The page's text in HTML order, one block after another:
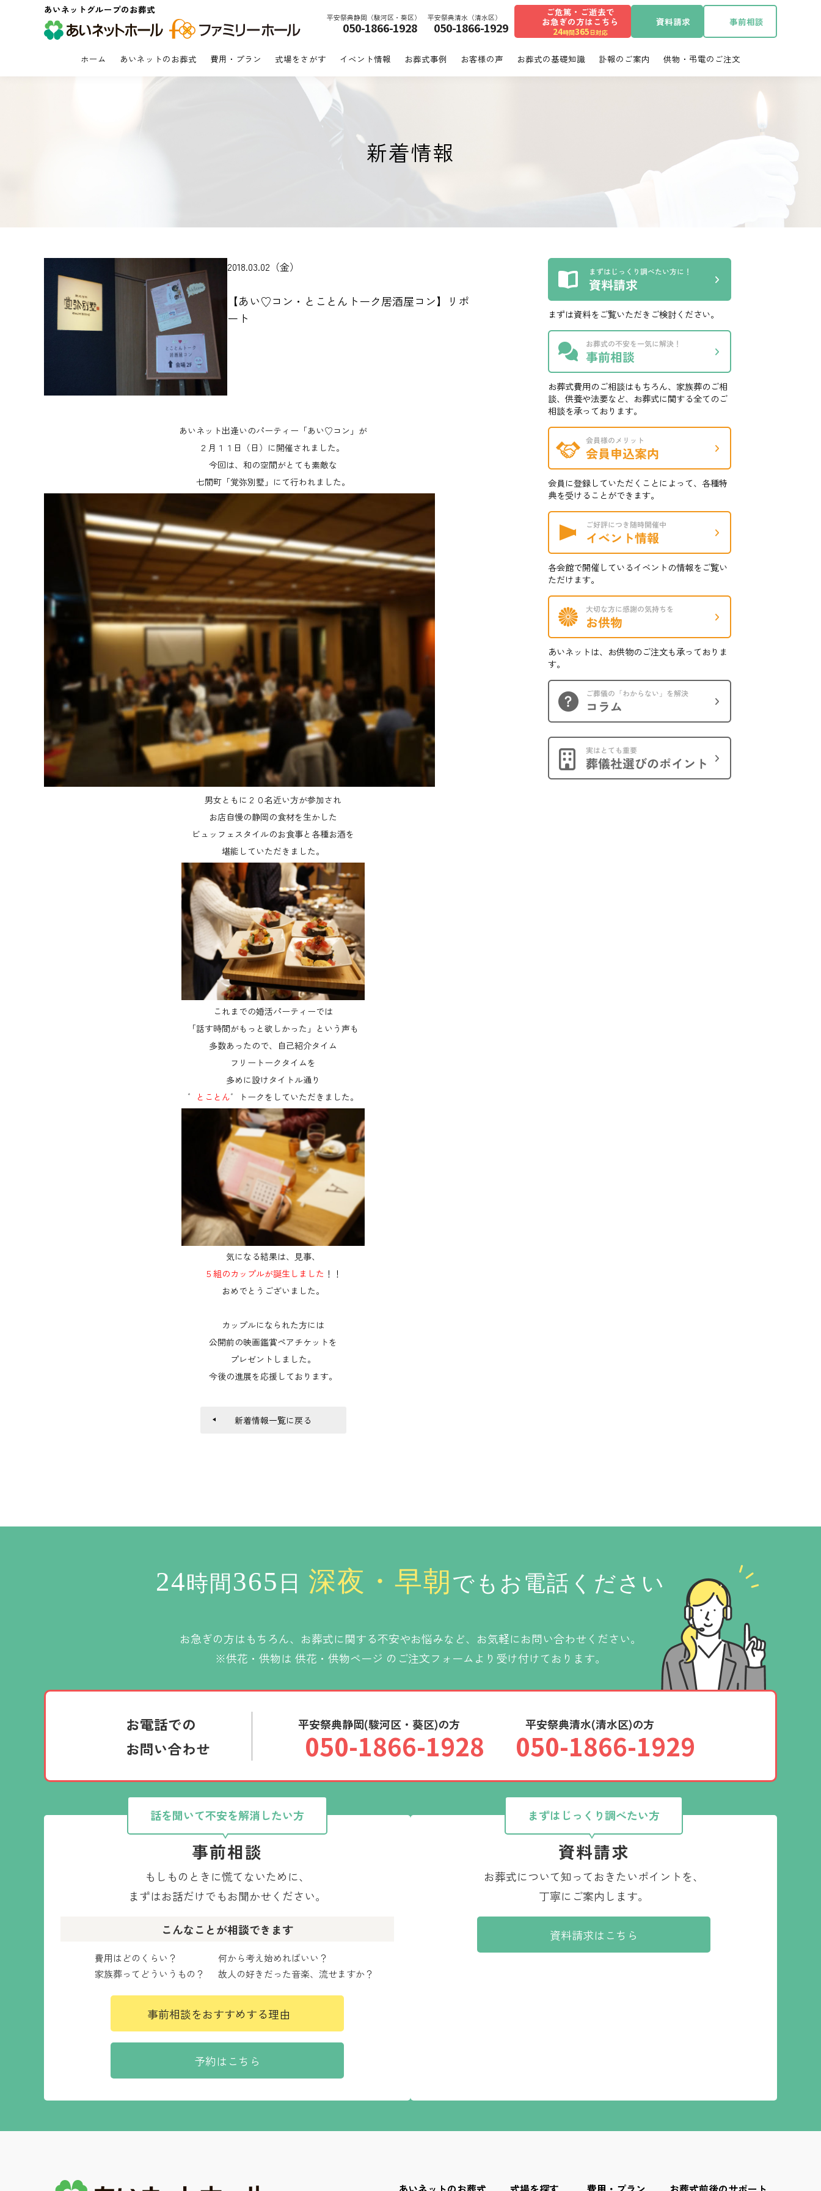
あいネットグループのお葬式
あいネットホール｜静岡市駿河区・葵区・清水区の葬儀・お葬式
平安祭典静岡（駿河区・葵区）
050-1866-1928
平安祭典清水（清水区）
050-1866-1929
ご危篤・ご逝去で
お急ぎの方はこちら
24時間365 日対応
資料請求 事前相談
ホーム あいネットのお葬式 費用・プラン 式場をさがす イベント情報 お葬式事例 お客様の声 お葬式の基礎知識 訃報のご案内 供物・弔電のご注文
新着情報
2018.03.02（金）
【あい♡コン・とことんトーク居酒屋コン】リポ
ート
あいネット出逢いのパーティー「あい♡コン」が
２月１１日（日）に開催されました。
今回は、和の空間がとても素敵な
七間町「覚弥別墅」にて行われました。
男女ともに２０名近い方が参加され
お店自慢の静岡の食材を生かした
ビュッフェスタイルのお食事と各種お酒を
堪能していただきました。
これまでの婚活パーティーでは
「話す時間がもっと欲しかった」という声も
多数あったので、自己紹介タイム
フリートークタイムを
多めに設けタイトル通り
゛
とことん゛トークをしていただきました。
気になる結果は、見事、
５組のカップルが誕生しました ！！
おめでとうございました。
カップルになられた方には
公開前の映画鑑賞ペアチケットを
プレゼントしました。
今後の進展を応援しております。
新着情報一覧に戻る
まずは資料をご覧いただきご検討ください。
お葬式費用のご相談はもちろん、家族葬のご相
談、供養や法要など、お葬式に関する全てのご
相談を承っております。
会員に登録していただくことによって、各種特
典を受けることができます。
各会館で開催しているイベントの情報をご覧い
ただけます。
あいネットは、お供物のご注文も承っておりま
す。
24時間 365 日 深夜・早朝 でもお電話ください
お急ぎの方はもちろん、お葬式に関する不安やお悩みなど、お気軽にお問い合わせください。
※供花・供物は 供花・供物ページ のご注文フォームより受け付けております。
お電話での
お問い合わせ
平安祭典静岡(駿河区・葵区)の方
050-1866-1928
平安祭典清水(清水区)の方
050-1866-1929
話を聞いて不安を解消したい方
事前相談
もしものときに慌てないために、
まずはお話だけでもお聞かせください。
こんなことが相談できます
費用はどのくらい？
家族葬ってどういうもの？
何から考え始めればいい？
故人の好きだった音楽、流せますか？
事前相談をおすすめする理由
予約はこちら
まずはじっくり調べたい方
資料請求
お葬式について知っておきたいポイントを、
丁寧にご案内します。
資料請求はこちら